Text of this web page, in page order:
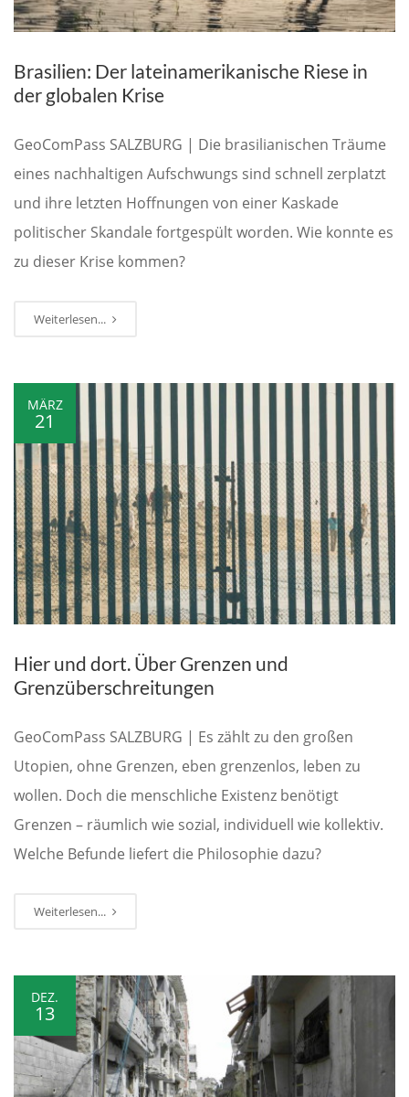
Brasilien: Der lateinamerikanische Riese in
der globalen Krise
GeoComPass SALZBURG | Die brasilianischen Träume
eines nachhaltigen Aufschwungs sind schnell zerplatzt
und ihre letzten Hoffnungen von einer Kaskade
politischer Skandale fortgespült worden. Wie konnte es
zu dieser Krise kommen?
Weiterlesen...
MÄRZ
21
Hier und dort. Über Grenzen und
Grenzüberschreitungen
GeoComPass SALZBURG | Es zählt zu den großen
Utopien, ohne Grenzen, eben grenzenlos, leben zu
wollen. Doch die menschliche Existenz benötigt
Grenzen – räumlich wie sozial, individuell wie kollektiv.
Welche Befunde liefert die Philosophie dazu?
Weiterlesen...
DEZ.
13